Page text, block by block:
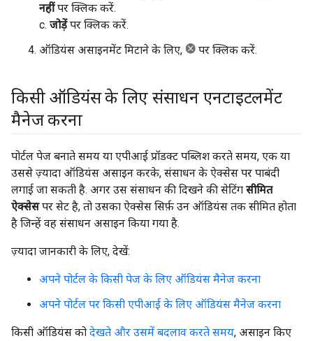
नहींपर क्लिक करें.
c. जोड़ेंपर क्लिक करें.
ऑडियंस असाइनमेंट मिटाने के लिए,
पर क्लिक करें.
किसी ऑडियंस के लिए संसाधन एनटाइटलमेंट
मैनेज करना
पोर्टल पेज बनाते समय या एपीआई प्रॉडक्ट पब्लिश करते समय, एक या
उससे ज़्यादा ऑडियंस असाइन करके, संसाधन के ऐक्सेस पर पाबंदी
लगाई जा सकती है. अगर उस संसाधन की दिखने की सेटिंग सीमित
ऐक्सेसपर सेट है, तो उसका ऐक्सेस सिर्फ़ उन ऑडियंस तक सीमित होता
है जिन्हें वह संसाधन असाइन किया गया है.
ज़्यादा जानकारी के लिए, देखें:
अपने पोर्टल के किसी पेज के लिए ऑडियंस मैनेज करना
अपने पोर्टल पर किसी एपीआई के लिए ऑडियंस मैनेज करना
किसी ऑडियंस को देखते और उसमें बदलाव करते समय, असाइन किए